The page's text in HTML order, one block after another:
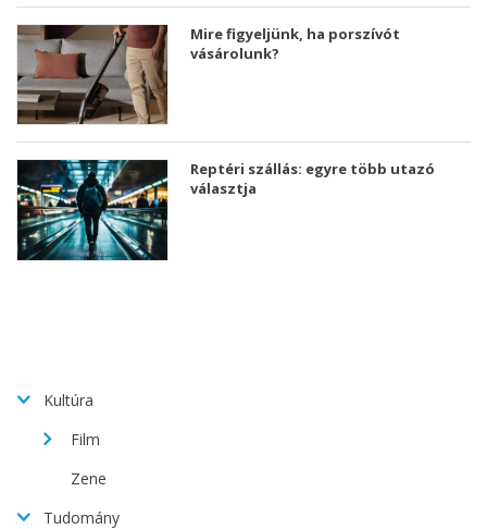
Mire figyeljünk, ha porszívót
vásárolunk?
Reptéri szállás: egyre több utazó
választja
Kultúra
Film
Zene
Tudomány